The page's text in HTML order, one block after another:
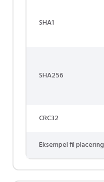
SHA1
SHA256
CRC32
Eksempel fil placering